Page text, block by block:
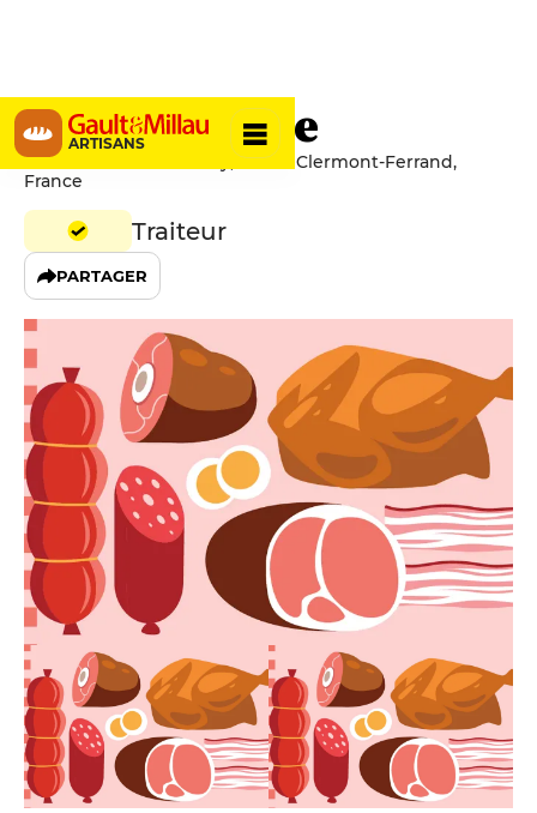
ARTISANS
Table d'Italie
2 Rue Saint-Barthelemy, 63000 Clermont-Ferrand,
France
Traiteur
PARTAGER